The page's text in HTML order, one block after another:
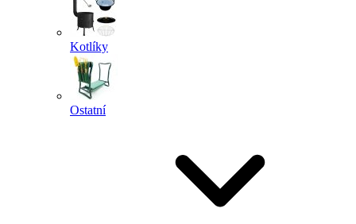
Kotlíky
Ostatní